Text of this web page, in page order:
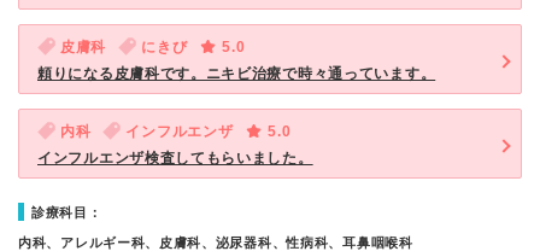
皮膚科 にきび
5.0
頼りになる皮膚科です。ニキビ治療で時々通っています。
内科 インフルエンザ
5.0
インフルエンザ検査してもらいました。
診療科目：
内科、アレルギー科、皮膚科、泌尿器科、性病科、耳鼻咽喉科